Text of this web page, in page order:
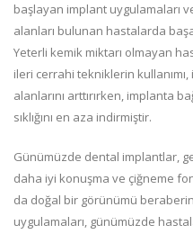
başlayan implant uygulamaları
alanları bulunan hastalarda
Yeterli kemik miktarı olmayan
ileri cerrahi tekniklerin
alanlarını arttırırken, implanta
sıklığını en aza indirmiştir.
Günümüzde dental implantlar,
daha iyi konuşma ve çiğneme
da doğal bir görünümü
uygulamaları, günümüzde